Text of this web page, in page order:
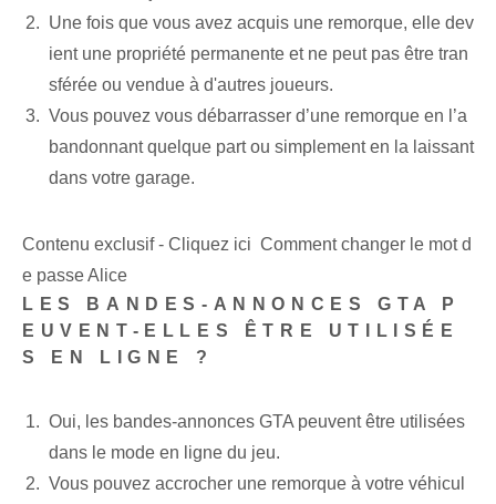
Une fois que vous avez acquis une remorque, elle dev
ient une propriété permanente et ne peut pas être tran
sférée ou vendue à d'autres joueurs.
Vous pouvez vous débarrasser d’une remorque en l’a
bandonnant quelque part ou simplement en la laissant
dans votre garage.
Contenu exclusif - Cliquez ici Comment changer le mot d
e passe Alice
LES BANDES-ANNONCES GTA P
EUVENT-ELLES ÊTRE UTILISÉE
S EN LIGNE ?
Oui, les bandes-annonces GTA peuvent être utilisées
dans le mode en ligne du jeu.
Vous pouvez accrocher une remorque à votre véhicul